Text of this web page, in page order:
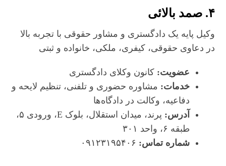
۴. صمد بالائی
وکیل پایه یک دادگستری و مشاور حقوقی با تجربه بالا
در دعاوی حقوقی، کیفری، ملکی، خانواده و ثبتی
عضویت: کانون وکلای دادگستری
خدمات: مشاوره حضوری و تلفنی، تنظیم لایحه و
دفاعیه، وکالت در دادگاه‌ها
آدرس:
پرند، میدان استقلال، بلوک E، ورودی ۵،
طبقه ۶، واحد ۳۰۱
شماره تماس: